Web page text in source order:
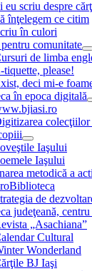
eu scriu despre
înţelegem ce citim
în culori
comunitate
de limba
tiquette, please!
deci mi-e
în epoca digitală
colecţiilor
Iaşului
Iaşului
metodică a
de
judeţeană,
„Asachiana”
Cultural
Wonderland
BJ Iaşi